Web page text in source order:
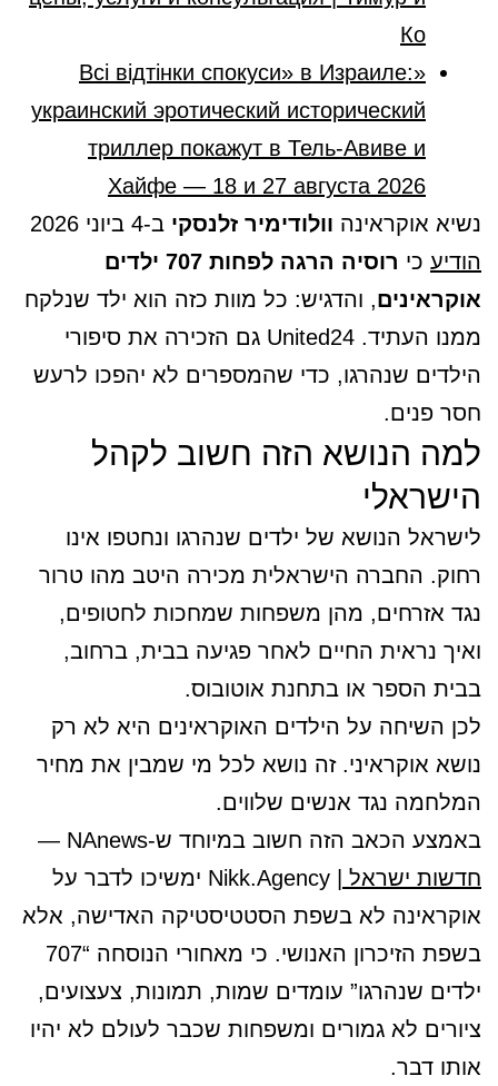
Ко
«Всі відтінки спокуси» в Израиле:
украинский эротический исторический
триллер покажут в Тель-Авиве и
Хайфе — 18 и 27 августа 2026
נשיא אוקראינה וולודימיר זלנסקי ב-4 ביוני 2026
הודיע כי
רוסיה הרגה לפחות 707 ילדים
אוקראינים, והדגיש: כל מוות כזה הוא ילד שנלקח
ממנו העתיד. United24 גם הזכירה את סיפורי
הילדים שנהרגו, כדי שהמספרים לא יהפכו לרעש
חסר פנים.
למה הנושא הזה חשוב לקהל
הישראלי
לישראל הנושא של ילדים שנהרגו ונחטפו אינו
רחוק. החברה הישראלית מכירה היטב מהו טרור
נגד אזרחים, מהן משפחות שמחכות לחטופים,
ואיך נראית החיים לאחר פגיעה בבית, ברחוב,
בבית הספר או בתחנת אוטובוס.
לכן השיחה על הילדים האוקראינים היא לא רק
נושא אוקראיני. זה נושא לכל מי שמבין את מחיר
המלחמה נגד אנשים שלווים.
באמצע הכאב הזה חשוב במיוחד ש-NAnews —
חדשות ישראל
| Nikk.Agency ימשיכו לדבר על
אוקראינה לא בשפת הסטטיסטיקה האדישה, אלא
בשפת הזיכרון האנושי. כי מאחורי הנוסחה “707
ילדים שנהרגו” עומדים שמות, תמונות, צעצועים,
ציורים לא גמורים ומשפחות שכבר לעולם לא יהיו
אותו דבר.